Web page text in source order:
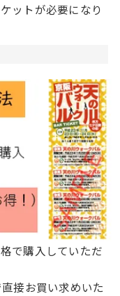
ットが必要になり
で購入していただ
接お買い求めいた